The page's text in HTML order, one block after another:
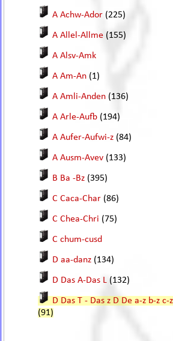
A Achw-Ador (225)
A Allel-Allme (155)
A Alsv-Amk
A Am-An (1)
A Amli-Anden (136)
A Arle-Aufb (194)
A Aufer-Aufwi-z (84)
A Ausm-Avev (133)
B Ba -Bz (395)
C Caca-Char (86)
C Chea-Chri (75)
C chum-cusd
D aa-danz (134)
D Das A-Das L (132)
D Das T - Das z D De a-z b-z c-
(91)